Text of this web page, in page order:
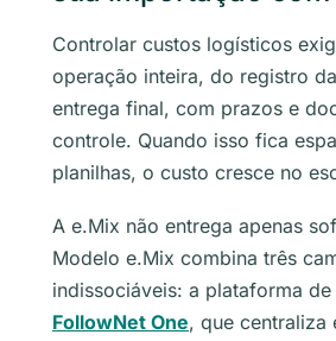
Controlar custos logísticos
operação inteira, do registro
entrega final, com prazos e
controle. Quando isso fica
planilhas, o custo cresce no
A e.Mix não entrega apenas
Modelo e.Mix combina três
indissociáveis: a plataforma
FollowNet One, que centraliza